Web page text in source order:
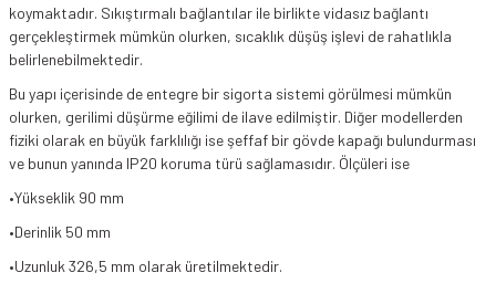
koymaktadır. Sıkıştırmalı bağlantılar ile birlikte vidasız bağlantı
gerçekleştirmek mümkün olurken, sıcaklık düşüş işlevi de rahatlıkla
belirlenebilmektedir.
Bu yapı içerisinde de entegre bir sigorta sistemi görülmesi mümkün
olurken, gerilimi düşürme eğilimi de ilave edilmiştir. Diğer modellerden
fiziki olarak en büyük farklılığı ise şeffaf bir gövde kapağı bulundurması
ve bunun yanında IP20 koruma türü sağlamasıdır. Ölçüleri ise
•Yükseklik 90 mm
•Derinlik 50 mm
•Uzunluk 326,5 mm olarak üretilmektedir.